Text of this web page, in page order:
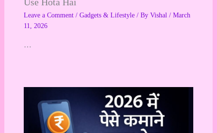
Leave a Comment / Gadgets & Lifestyle/ By Vishal / March
11, 2026
…